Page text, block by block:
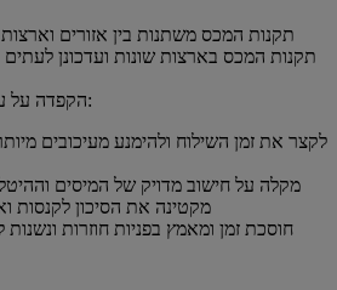
תקנות המכס משתנות בין אזורים
תקנות המכס בארצות שונות ועדכונן
הקפדה על עמידה בתקנות המכס עוזרת:
לקצר את זמן השילוח ולהימנע מעיכובים
מקלה על חישוב מדויק של המיסים
מקטינה את הסיכון לקנסות
חוסכת זמן ומאמץ בפניות חוזרות